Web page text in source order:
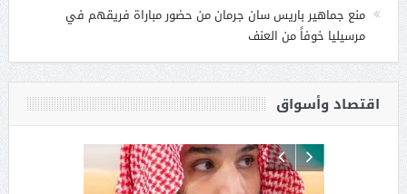
منع جماهير باريس سان جرمان من حضور مباراة فريقهم في
مرسيليا خوفاً من العنف
اقتصاد وأسواق